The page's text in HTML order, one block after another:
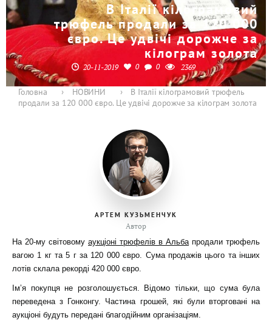
В Італії кілограмовий
трюфель продали за 120 000
євро. Це удвічі дорожче за
кілограм золота
20-11-2019 0 0 2369
Головна › НОВИНИ ›
В Італії кілограмовий трюфель
продали за 120 000 євро. Це удвічі дорожче за кілограм золота
АРТЕМ КУЗЬМЕНЧУК
Автор
На 20-му світовому аукціоні трюфелів в Альбапродали трюфель
вагою 1 кг та 5 г за 120 000 євро. Сума продажів цього та інших
лотів склала рекорді 420 000 євро.
Ім’я покупця не розголошується. Відомо тільки, що сума була
переведена з Гонконгу. Частина грошей, які були вторговані на
аукціоні будуть передані благодійним організаціям.